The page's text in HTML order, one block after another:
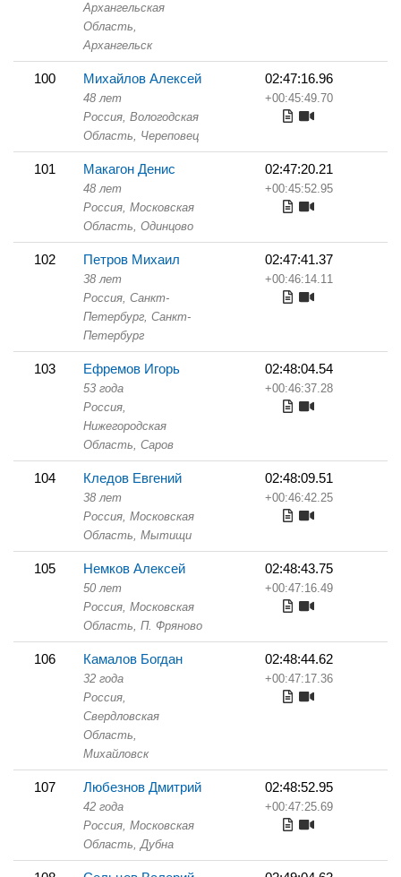
Архангельская
Область,
Архангельск
100 Михайлов Алексей
48 лет
Россия, Вологодская
Область, Череповец
02:47:16.96
+00:45:49.70
101 Макагон Денис
48 лет
Россия, Московская
Область, Одинцово
02:47:20.21
+00:45:52.95
102 Петров Михаил
38 лет
Россия, Санкт-
Петербург, Санкт-
Петербург
02:47:41.37
+00:46:14.11
103 Ефремов Игорь
53 года
Россия,
Нижегородская
Область, Саров
02:48:04.54
+00:46:37.28
104 Кледов Евгений
38 лет
Россия, Московская
Область, Мытищи
02:48:09.51
+00:46:42.25
105 Немков Алексей
50 лет
Россия, Московская
Область, П. Фряново
02:48:43.75
+00:47:16.49
106 Камалов Богдан
32 года
Россия,
Свердловская
Область,
Михайловск
02:48:44.62
+00:47:17.36
107 Любезнов Дмитрий
42 года
Россия, Московская
Область, Дубна
02:48:52.95
+00:47:25.69